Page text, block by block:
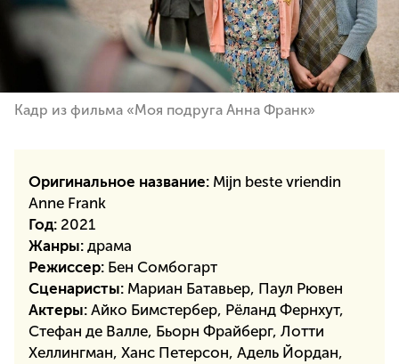
Кадр из фильма «Моя подруга Анна Франк»
Оригинальное название: Mijn beste vriendin
Anne Frank
Год: 2021
Жанры: драма
Режиссер: Бен Сомбогарт
Сценаристы: Мариан Батавьер, Паул Рювен
Актеры: Айко Бимстербер, Рёланд Фернхут,
Стефан де Валле, Бьорн Фрайберг, Лотти
Хеллингман, Ханс Петерсон, Адель Йордан,